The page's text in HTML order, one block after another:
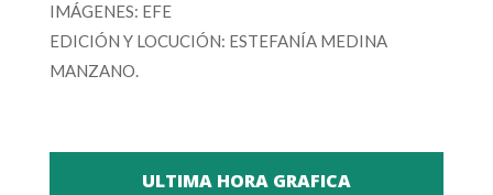
IMÁGENES: EFE
EDICIÓN Y LOCUCIÓN: ESTEFANÍA MEDINA
MANZANO.
ULTIMA HORA GRAFICA